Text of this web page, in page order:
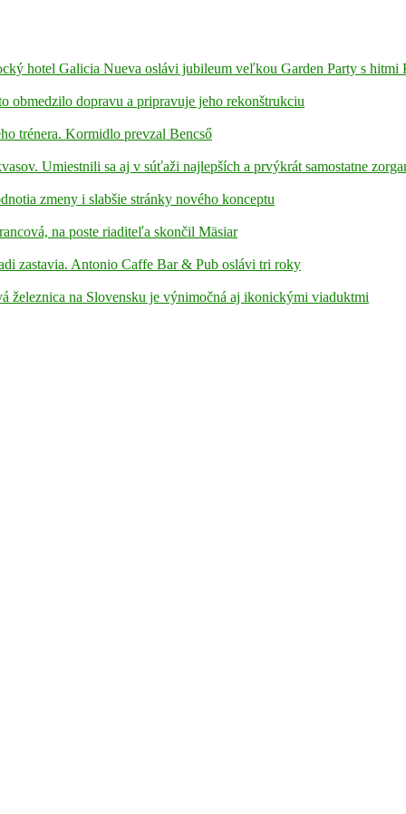
hotel Galicia Nueva oslávi jubileum veľkou Garden Party s hitmi
obmedzilo dopravu a pripravuje jeho rekonštrukciu
trénera. Kormidlo prevzal Bencső
Umiestnili sa aj v súťaži najlepších a prvýkrát samostatne
zmeny i slabšie stránky nového konceptu
na poste riaditeľa skončil Mäsiar
zastavia. Antonio Caffe Bar & Pub oslávi tri roky
železnica na Slovensku je výnimočná aj ikonickými viaduktmi